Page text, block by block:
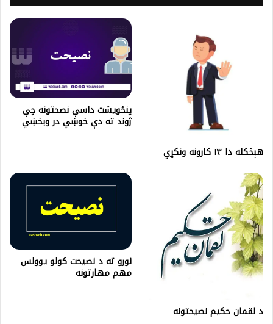
هېڅکله دا ۱۳ کارونه ونکړي
پنځویشت داسې نصحتونه چې
ژوند ته دې خوښي در وبخښي
د لقمان حکيم نصيحتونه
نورو ته د نصیحت کولو يوولس
مهم مهارتونه